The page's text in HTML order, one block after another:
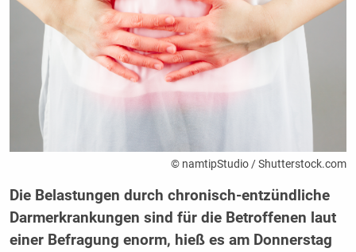
© namtipStudio / Shutterstock.com
Die Belastungen durch chronisch-entzündliche
Darmerkrankungen sind für die Betroffenen laut
einer Befragung enorm, hieß es am Donnerstag